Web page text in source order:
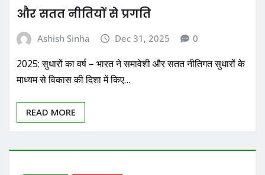
और सतत नीतियों से प्रगति
Ashish Sinha Dec 31, 2025 0
2025: सुधारों का वर्ष – भारत ने समावेशी और सतत नीतिगत सुधारों के
माध्यम से विकास की दिशा में किए…
READ MORE